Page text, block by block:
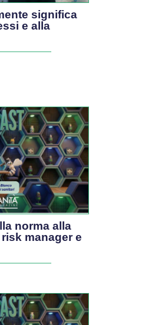
significa
e alla
norma alla
manager e